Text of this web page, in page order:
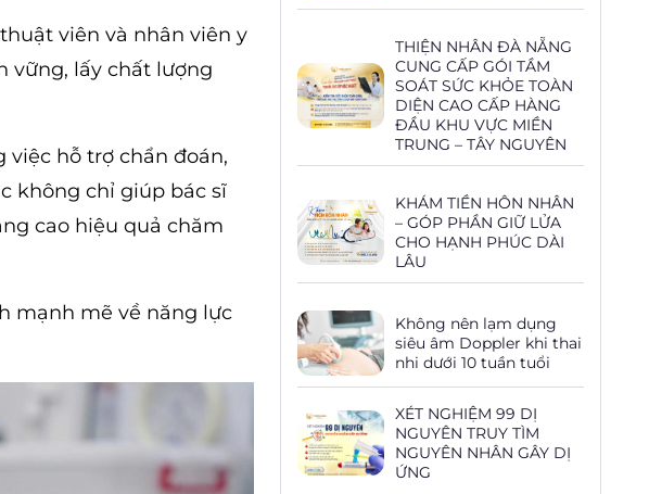
viên và nhân viên y
vững, lấy chất lượng
hỗ trợ chẩn đoán,
không chỉ giúp bác sĩ
cao hiệu quả chăm
mạnh mẽ về năng lực
THIỆN NHÂN ĐÀ NẴNG
CUNG CẤP GÓI TẦM
SOÁT SỨC KHỎE TOÀN
DIỆN CAO CẤP HÀNG
ĐẦU KHU VỰC MIỀN
TRUNG – TÂY NGUYÊN
KHÁM TIỀN HÔN NHÂN
– GÓP PHẦN GIỮ LỬA
CHO HẠNH PHÚC DÀI
LÂU
Không nên lạm dụng
siêu âm Doppler khi thai
nhi dưới 10 tuần tuổi
XÉT NGHIỆM 99 DỊ
NGUYÊN TRUY TÌM
NGUYÊN NHÂN GÂY DỊ
ỨNG